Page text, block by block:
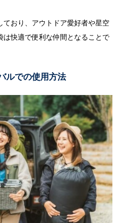
おり、アウトドア愛好者や星空
快適で便利な仲間となることで
ルでの使用方法